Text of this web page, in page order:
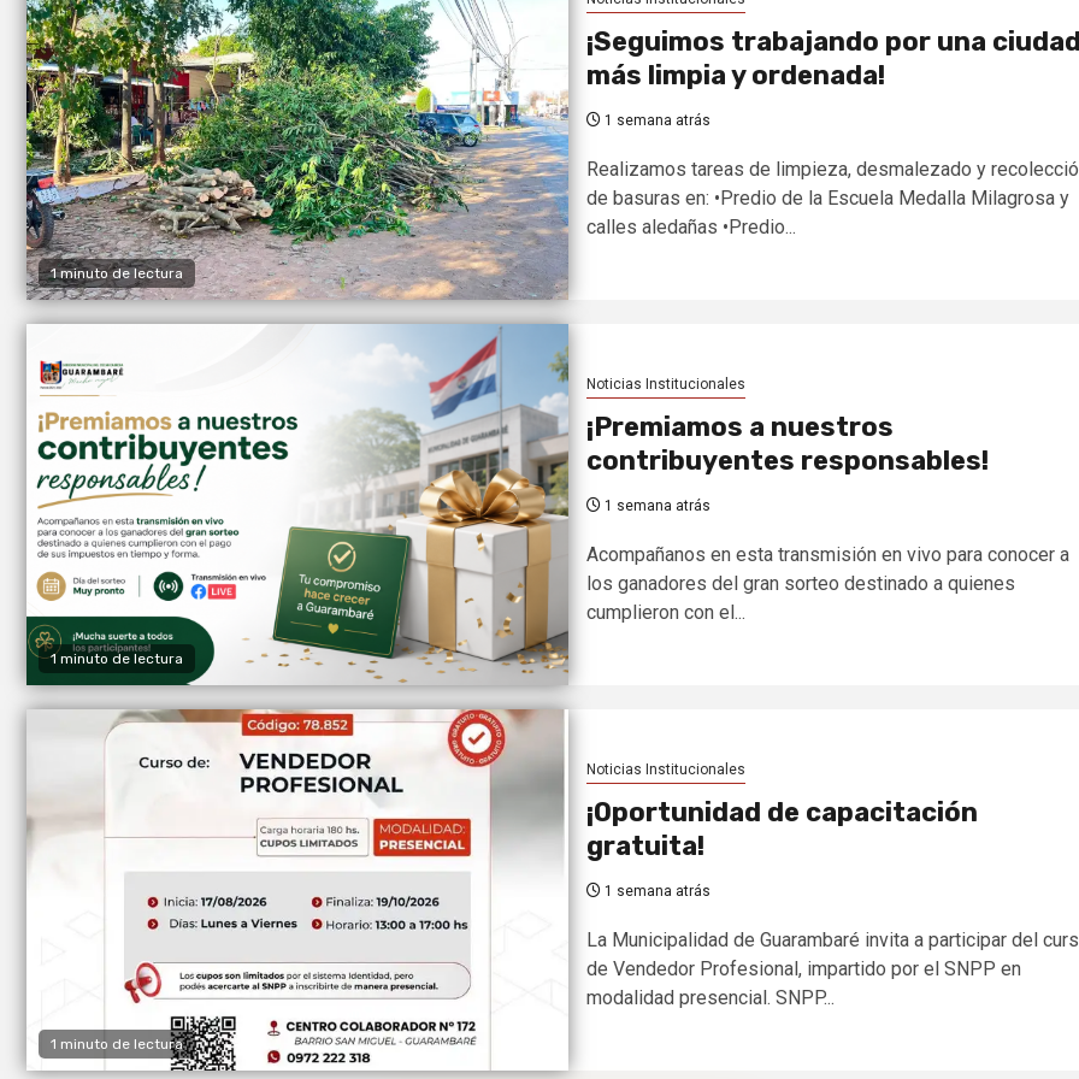
1 minuto de lectura
¡Seguimos trabajando por una
más limpia y ordenada!
1 semana atrás
Realizamos tareas de limpieza, desmalezado y
de basuras en: •Predio de la Escuela Medalla Milagrosa y
calles aledañas •Predio...
1 minuto de lectura
Noticias Institucionales
¡Premiamos a nuestros
contribuyentes responsables!
1 semana atrás
Acompañanos en esta transmisión en vivo para conocer a
los ganadores del gran sorteo destinado a quienes
cumplieron con el...
1 minuto de lectura
Noticias Institucionales
¡Oportunidad de capacitación
gratuita!
1 semana atrás
La Municipalidad de Guarambaré invita a participar del
de Vendedor Profesional, impartido por el SNPP en
modalidad presencial. SNPP...